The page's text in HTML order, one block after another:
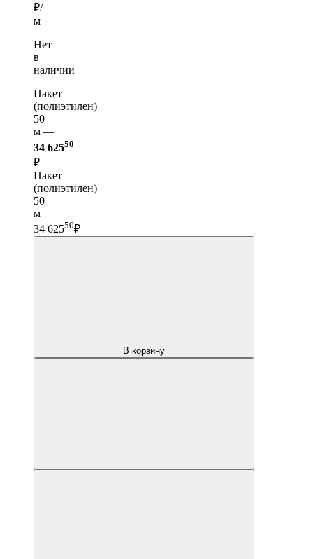
₽/
м
Нет
в
наличии
Пакет
(полиэтилен)
50
м —
34 62550
₽
Пакет
(полиэтилен)
50
м
34 62550₽
В корзину